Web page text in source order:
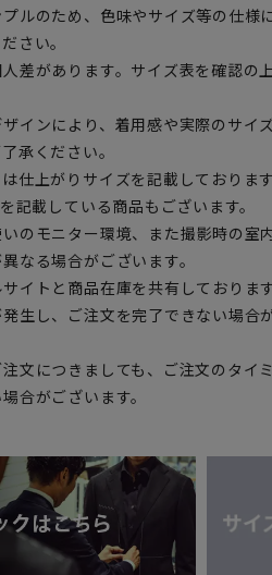
ルのため、色味やサイズ等の仕様
さい。
差があります。サイズ表を確認の
インにより、着用感や実際のサイ
承ください。
仕上がりサイズを記載しておりま
記載している商品もございます。
のモニター環境、また撮影時の室
なる場合がございます。
イトと商品在庫を共有しておりま
生し、ご注文を完了できない場合
文につきましても、ご注文のタイ
合がございます。